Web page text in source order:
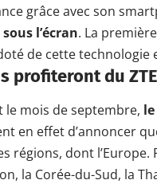
grâce avec son
l’écran. La
de cette technologie
profiteront du
le mois de septembre,
en effet d’annoncer
régions, dont
la Corée-du-Sud, la